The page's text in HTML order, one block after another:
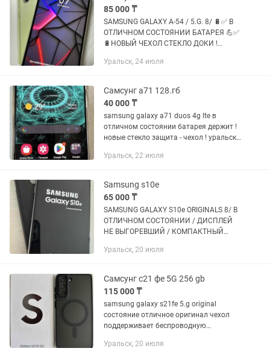
85 000 ₸
SAMSUNG GALAXY A-54 / 5.G. 8/ 🔋✅ В
ОТЛИЧНОМ СОСТОЯНИИ БАТАРЕЯ 💪✅
🔋НОВЫЙ ЧЕХОЛ СТЕКЛО ДОКИ !
Уральск, 24 июля
Самсунг а71 128.гб
40 000 ₸
samsung galaxy a71 duos 4g lte в
отличном состоянии батарея держит !
новые стекло защита - чехол ! уральск
Уральск, 22 июля
Samsung s10e
65 000 ₸
SAMSUNG GALAXY S10e ORIGINALS 8/ В
ОТЛИЧНОМ СОСТОЯНИИ / ДИСПЛЕЙ
НЕ ВЫГОРЕВШИЙ / КОМПАКТНЫЙ
СТЕКЛО / БАТАРЕЯ ОТЛИЧНО /
Уральск, 20 июля
Самсунг с21 фе 5G 256 gb
115 000 ₸
samsung galaxy s21fe 5.g original
состояние отличное оригинал чехол
поддерживает беспроводную
полный оригинал комплект есть
Уральск, 20 июля